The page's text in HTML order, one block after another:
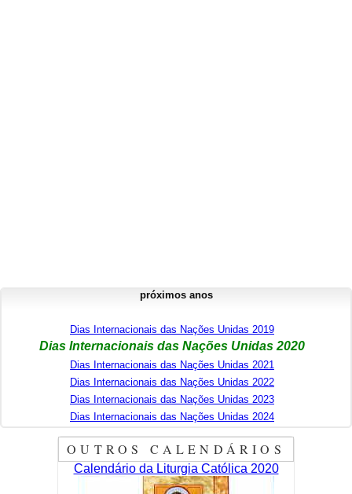
próximos anos
Dias Internacionais das Nações Unidas 2019
Dias Internacionais das Nações Unidas 2020
Dias Internacionais das Nações Unidas 2021
Dias Internacionais das Nações Unidas 2022
Dias Internacionais das Nações Unidas 2023
Dias Internacionais das Nações Unidas 2024
OUTROS CALENDÁRIOS
Calendário da Liturgia Católica 2020